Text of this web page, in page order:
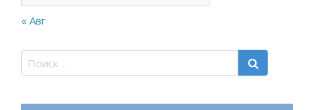
« Авг